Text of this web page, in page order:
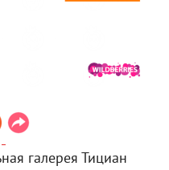
галерея Тициан